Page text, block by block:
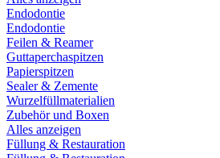
Endodontie
Endodontie
Feilen & Reamer
Guttaperchaspitzen
Papierspitzen
Sealer & Zemente
Wurzelfüllmaterialien
Zubehör und Boxen
Alles anzeigen
Füllung & Restauration